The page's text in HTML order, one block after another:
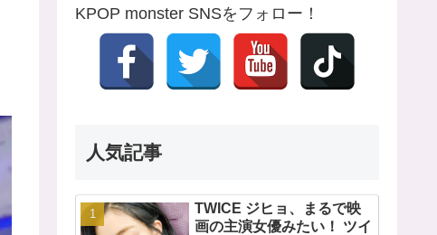
KPOP monster SNSをフォロー！
人気記事
TWICE ジヒョ、まるで映
画の主演女優みたい！ ツイ